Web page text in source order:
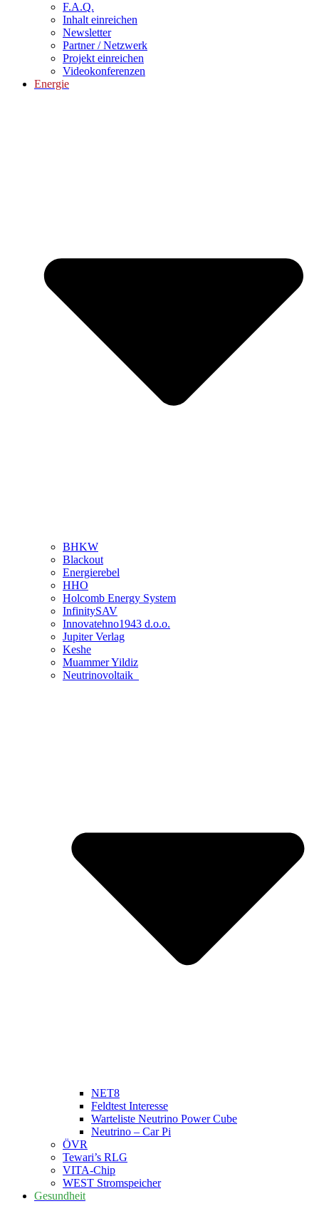
F.A.Q.
Inhalt einreichen
Newsletter
Partner / Netzwerk
Projekt einreichen
Videokonferenzen
Energie
BHKW
Blackout
Energierebel
HHO
Holcomb Energy System
InfinitySAV
Innovatehno1943 d.o.o.
Jupiter Verlag
Keshe
Muammer Yildiz
Neutrinovoltaik
NET8
Feldtest Interesse
Warteliste Neutrino Power Cube
Neutrino – Car Pi
ÖVR
Tewari’s RLG
VITA-Chip
WEST Stromspeicher
Gesundheit